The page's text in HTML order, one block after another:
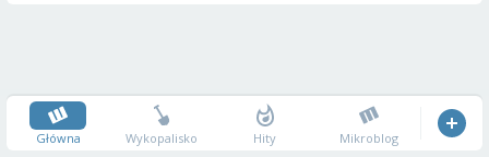
Główna Wykopalisko Hity Mikroblog